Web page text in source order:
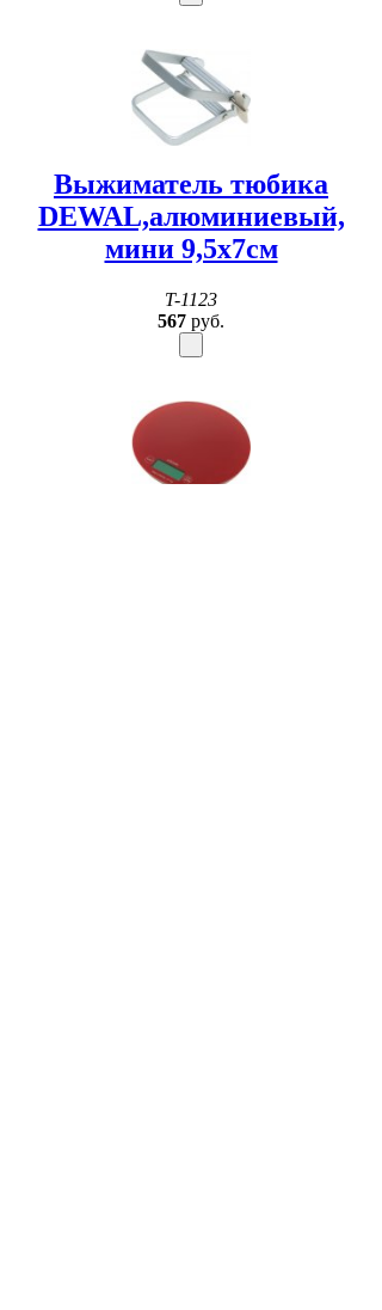
Выжиматель тюбика
DEWAL,алюминиевый,
мини 9,5х7см
T-1123
567 руб.